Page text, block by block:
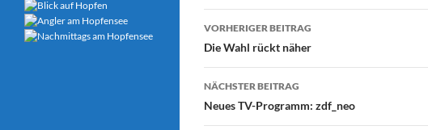
Beitrags-
Navigation
VORHERIGER BEITRAG
Die Wahl rückt näher
NÄCHSTER BEITRAG
Neues TV-Programm: zdf_neo